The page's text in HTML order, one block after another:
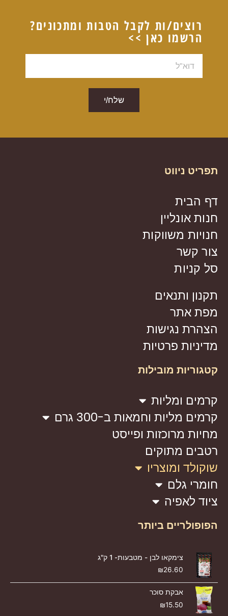
רוצים/ות לקבל הטבות ומתכונים?
הרשמו כאן >>
שלח/י
תפריט ניווט
דף הבית
חנות אונליין
חנויות משווקות
צור קשר
סל קניות
תקנון ותנאים
מפת אתר
הצהרת נגישות
מדיניות פרטיות
קטגוריות מובילות
קרמים ומליות
קרמים מליות וחמאות ב-300 גרם
מחיות מרוכזות ופייסט
רטבים מתוקים
שוקולד ומוצריו
חומרי גלם
ציוד לאפיה
הפופולריים ביותר
צימקאו לבן - מטבעות- 1 ק"ג
₪26.60
אבקת סוכר
₪15.50